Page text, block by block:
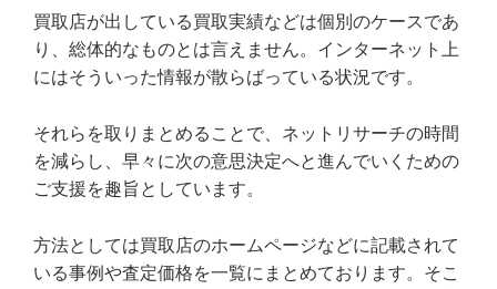
買取店が出している買取実績などは個別のケースであ
り、総体的なものとは言えません。インターネット上
にはそういった情報が散らばっている状況です。
それらを取りまとめることで、ネットリサーチの時間
を減らし、早々に次の意思決定へと進んでいくための
ご支援を趣旨としています。
方法としては買取店のホームページなどに記載されて
いる事例や査定価格を一覧にまとめております。そこ